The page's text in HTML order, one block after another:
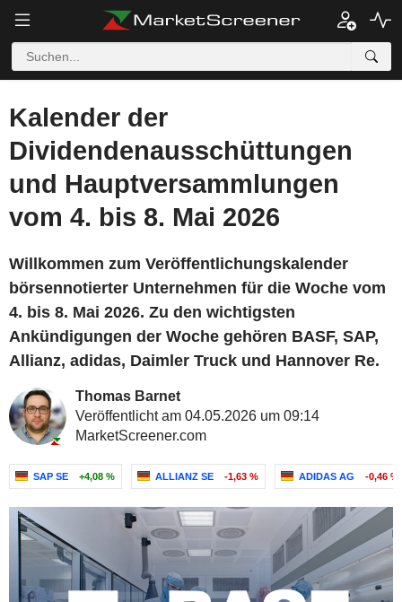
Kalender der
Dividendenausschüttungen
und Hauptversammlungen
vom 4. bis 8. Mai 2026
Willkommen zum Veröffentlichungskalender
börsennotierter Unternehmen für die Woche vom
4. bis 8. Mai 2026. Zu den wichtigsten
Ankündigungen der Woche gehören BASF, SAP,
Allianz, adidas, Daimler Truck und Hannover Re.
Thomas Barnet
Veröffentlicht am 04.05.2026 um 09:14
MarketScreener.com
SAP SE +4,08 % ALLIANZ SE -1,63 % ADIDAS AG -0,46 %